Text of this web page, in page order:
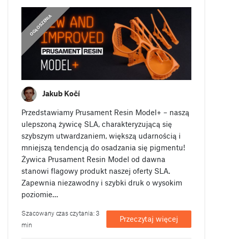
OGŁOSZENIA
Jakub Kočí
Przedstawiamy Prusament Resin Model+ – naszą
ulepszoną żywicę SLA, charakteryzującą się
szybszym utwardzaniem, większą udarnością i
mniejszą tendencją do osadzania się pigmentu!
Żywica Prusament Resin Model od dawna
stanowi flagowy produkt naszej oferty SLA.
Zapewnia niezawodny i szybki druk o wysokim
poziomie…
Szacowany czas czytania: 3
min
Przeczytaj więcej